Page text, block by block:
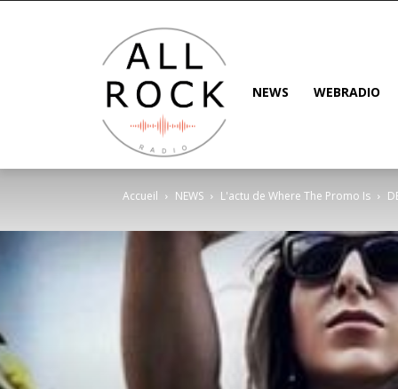
NEWS WEBRADIO
Accueil NEWS L'actu de Where The Promo Is